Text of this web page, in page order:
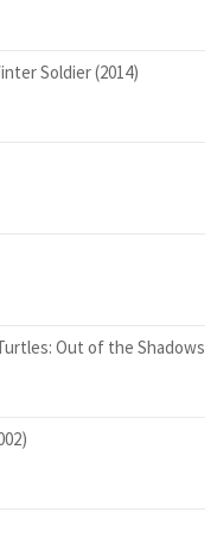
Soldier (2014)
Out of the Shadows